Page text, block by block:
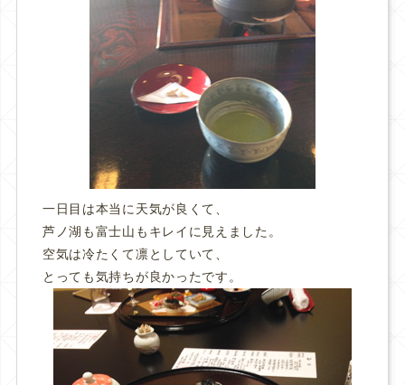
一日目は本当に天気が良くて、
芦ノ湖も富士山もキレイに見えました。
空気は冷たくて凛としていて、
とっても気持ちが良かったです。